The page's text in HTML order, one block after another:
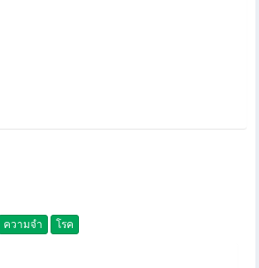
ความจำ โรค